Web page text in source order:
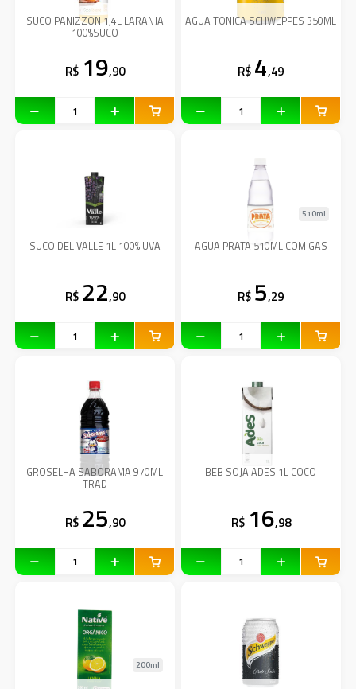
SUCO PANIZZON 1,4L LARANJA
100%SUCO
R$ 19,90
AGUA TONICA SCHWEPPES 350ML
R$ 4,49
SUCO DEL VALLE 1L 100% UVA
R$ 22,90
AGUA PRATA 510ML COM GAS
510ml
R$ 5,29
GROSELHA SABORAMA 970ML
TRAD
R$ 25,90
BEB SOJA ADES 1L COCO
R$ 16,98
200ml